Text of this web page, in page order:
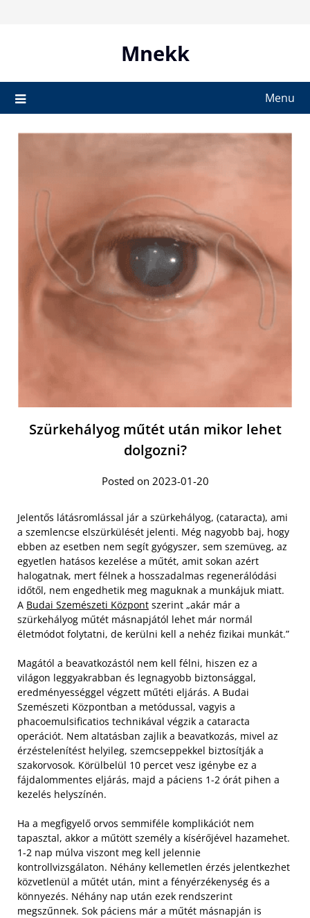
Mnekk
Menu
Szürkehályog műtét után mikor lehet
dolgozni?
Posted on 2023-01-20
Jelentős látásromlással jár a szürkehályog, (cataracta), ami
a szemlencse elszürkülését jelenti. Még nagyobb baj, hogy
ebben az esetben nem segít gyógyszer, sem szemüveg, az
egyetlen hatásos kezelése a műtét, amit sokan azért
halogatnak, mert félnek a hosszadalmas regenerálódási
időtől, nem engedhetik meg maguknak a munkájuk miatt.
A Budai Szemészeti Központ szerint „akár már a
szürkehályog műtét másnapjától lehet már normál
életmódot folytatni, de kerülni kell a nehéz fizikai munkát.”
Magától a beavatkozástól nem kell félni, hiszen ez a
világon leggyakrabban és legnagyobb biztonsággal,
eredményességgel végzett műtéti eljárás. A Budai
Szemészeti Központban a metódussal, vagyis a
phacoemulsificatios technikával végzik a cataracta
operációt. Nem altatásban zajlik a beavatkozás, mivel az
érzéstelenítést helyileg, szemcseppekkel biztosítják a
szakorvosok. Körülbelül 10 percet vesz igénybe ez a
fájdalommentes eljárás, majd a páciens 1-2 órát pihen a
kezelés helyszínén.
Ha a megfigyelő orvos semmiféle komplikációt nem
tapasztal, akkor a műtött személy a kísérőjével hazamehet.
1-2 nap múlva viszont meg kell jelennie
kontrollvizsgálaton. Néhány kellemetlen érzés jelentkezhet
közvetlenül a műtét után, mint a fényérzékenység és a
könnyezés. Néhány nap után ezek rendszerint
megszűnnek. Sok páciens már a műtét másnapján is